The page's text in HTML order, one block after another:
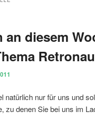
an diesem
natürlich nur für uns und
zu denen Sie bei uns im